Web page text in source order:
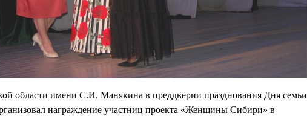
области имени С.И. Манякина в преддверии празднования Дня семьи
награждение участниц проекта «Женщины Сибири» в